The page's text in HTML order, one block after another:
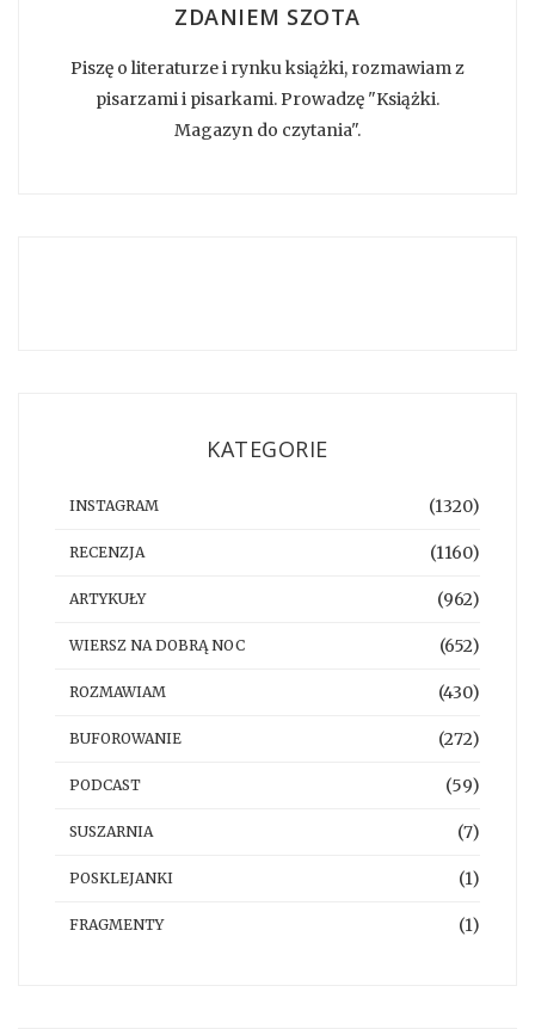
ZDANIEM SZOTA
Piszę o literaturze i rynku książki, rozmawiam z
pisarzami i pisarkami. Prowadzę "Książki.
Magazyn do czytania".
KATEGORIE
INSTAGRAM (1320)
RECENZJA (1160)
ARTYKUŁY (962)
WIERSZ NA DOBRĄ NOC (652)
ROZMAWIAM (430)
BUFOROWANIE (272)
PODCAST (59)
SUSZARNIA (7)
POSKLEJANKI (1)
FRAGMENTY (1)